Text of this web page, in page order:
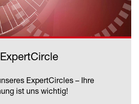
ExpertCircles – Ihre
ist uns wichtig!